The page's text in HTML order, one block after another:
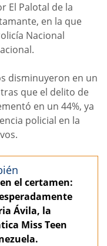
El Palotal de la
en la que
Nacional
disminuyeron en un
que el delito de
en un 44%, ya
policial en la
el certamen:
Ávila, la
Miss Teen